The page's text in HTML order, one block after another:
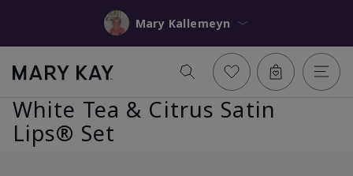
Mary Kallemeyn
White Tea & Citrus Satin
Lips® Set